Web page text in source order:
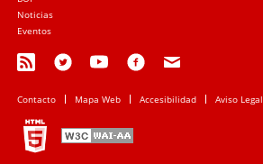
Noticias
Eventos
Contacto Mapa Web Accesibilidad Aviso Legal